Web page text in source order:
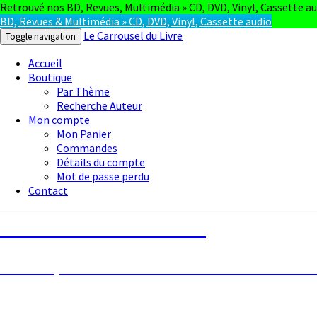
Retrouvé nos BD, Revues, Multimédia » CD, DVD, Vinyl, Cassette
BD, Revues & Multimédia » CD, DVD, Vinyl, Cassette audio
Toggle navigation
Le Carrousel du Livre
Accueil
Boutique
Par Thème
Recherche Auteur
Mon compte
Mon Panier
Commandes
Détails du compte
Mot de passe perdu
Contact